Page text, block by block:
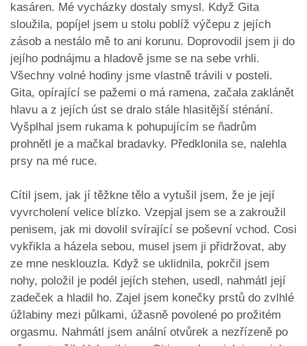
kasáren. Mé vycházky dostaly smysl. Když Gita
sloužila, popíjel jsem u stolu poblíž výčepu z jejích
zásob a nestálo mě to ani korunu. Doprovodil jsem ji do
jejího podnájmu a hladově jsme se na sebe vrhli.
Všechny volné hodiny jsme vlastně trávili v posteli.
Gita, opírající se pažemi o má ramena, začala zaklánět
hlavu a z jejích úst se dralo stále hlasitější sténání.
Vyšplhal jsem rukama k pohupujícím se ňadrům
prohnětl je a mačkal bradavky. Předklonila se, nalehla
prsy na mé ruce.
Cítil jsem, jak jí těžkne tělo a vytušil jsem, že je její
vyvrcholení velice blízko. Vzepjal jsem se a zakroužil
penisem, jak mi dovolil svírající se poševní vchod. Cosi
vykřikla a házela sebou, musel jsem ji přidržovat, aby
ze mne nesklouzla. Když se uklidnila, pokrčil jsem
nohy, položil je podél jejích stehen, usedl, nahmátl její
zadeček a hladil ho. Zajel jsem konečky prstů do zvlhlé
úžlabiny mezi půlkami, úžasně povolené po prožitém
orgasmu. Nahmátl jsem anální otvůrek a nezřízeně po